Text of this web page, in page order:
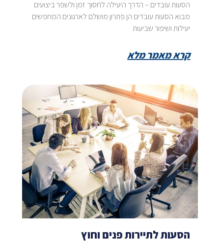
הסעות עובדים – הדרך היעילה לחסוך זמן ולשפר ביצועים
מבוא הסעות עובדים הן פתרון מושלם לארגונים המחפשים
יעילות ושיפור שביעות
קרא מאמר מלא
הסעות לתיירות פנים וחוץ